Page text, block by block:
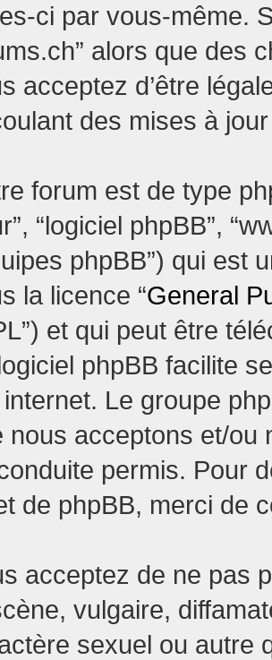
ci par vous-même.
alors que des
acceptez d’être
des mises à
forum est de type
“logiciel phpBB”,
phpBB”) qui est
la licence “General
et qui peut être
phpBB facilite
Le groupe
nous acceptons et/ou
permis. Pour
de phpBB, merci de
acceptez de ne pas
vulgaire,
sexuel ou autre